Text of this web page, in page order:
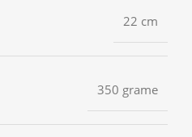
22 cm
350 grame